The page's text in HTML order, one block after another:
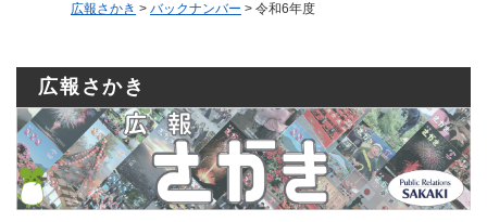
広報さかき > バックナンバー > 令和6年度
広報さかき